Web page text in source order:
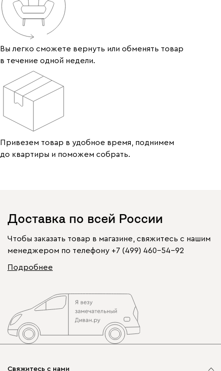
Вы легко сможете вернуть или обменять товар
в течение одной недели.
Привезем товар в удобное время, поднимем
до квартиры и поможем собрать.
Доставка по всей России
Чтобы заказать товар в магазине, свяжитесь с нашим
менеджером по телефону +7 (499) 460-54-92
Подробнее
Свяжитесь с нами